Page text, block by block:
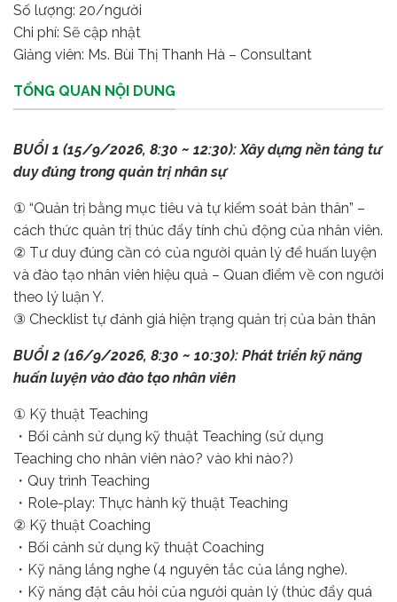
Số lượng: 20/người
Chi phí: Sẽ cập nhật
Giảng viên: Ms. Bùi Thị Thanh Hà – Consultant
TỔNG QUAN NỘI DUNG
BUỔI 1 (15/9/2026, 8:30 ~ 12:30): Xây dựng nền tảng tư
duy đúng trong quản trị nhân sự
① “Quản trị bằng mục tiêu và tự kiểm soát bản thân” –
cách thức quản trị thúc đẩy tính chủ động của nhân viên.
② Tư duy đúng cần có của người quản lý để huấn luyện
và đào tạo nhân viên hiệu quả – Quan điểm về con người
theo lý luận Y.
③ Checklist tự đánh giá hiện trạng quản trị của bản thân
BUỔI 2 (16/9/2026, 8:30 ~ 10:30): Phát triển kỹ năng
huấn luyện vào đào tạo nhân viên
① Kỹ thuật Teaching
・Bối cảnh sử dụng kỹ thuật Teaching (sử dụng
Teaching cho nhân viên nào? vào khi nào?)
・Quy trình Teaching
・Role-play: Thực hành kỹ thuật Teaching
② Kỹ thuật Coaching
・Bối cảnh sử dụng kỹ thuật Coaching
・Kỹ năng lắng nghe (4 nguyên tắc của lắng nghe).
・Kỹ năng đặt câu hỏi của người quản lý (thúc đẩy quá